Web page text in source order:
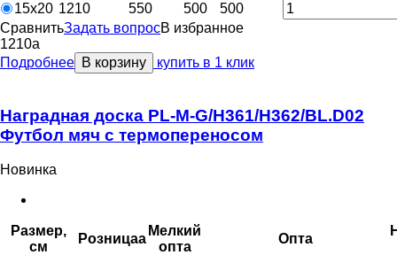
15х20 1210 550 500
500
СравнитьЗадать вопросВ избранное
1210a
Подробнее В корзину купить в 1 клик
Наградная доска PL-M-G/H361/H362/BL.D02
Футбол мяч с термопереносом
Новинка
Размер,
см
Розницаa
Мелкий
оптa
Оптa